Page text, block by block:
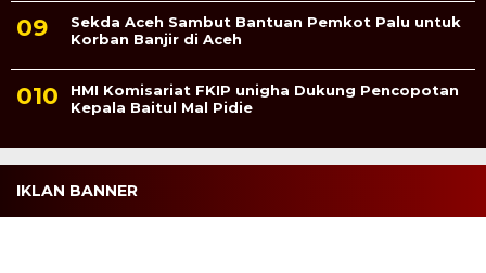
Sekda Aceh Sambut Bantuan Pemkot Palu untuk
Korban Banjir di Aceh
HMI Komisariat FKIP unigha Dukung Pencopotan
Kepala Baitul Mal Pidie
IKLAN BANNER